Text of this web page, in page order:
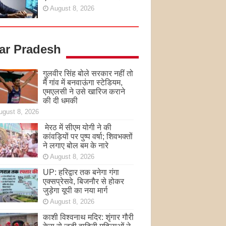
August 8, 2026
Pradesh
गुलवीर सिंह बोले सरकार नहीं तो
मैं गांव में बनवाऊंगा स्टेडियम,
एमएलसी ने उसे खारिज कराने
की दी धमकी
8, 2026
मेरठ में सीएम योगी ने की
कांवड़ियों पर पुष्प वर्षा; शिवभक्तों
ने लगाए बोल बम के नारे
August 8, 2026
UP: हरिद्वार तक बनेगा गंगा
एक्सप्रेसवे, बिजनौर से होकर
जुड़ेगा यूपी का नया मार्ग
August 8, 2026
काशी विश्वनाथ मदिर: शृंगार गौरी